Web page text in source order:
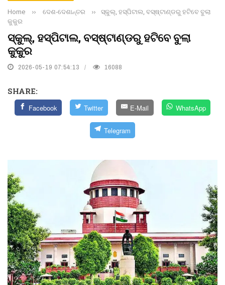
Home ›› ଦେଶ-ଦେଶାନ୍ତର ››
ସ୍କୁଲ୍, ହସ୍ପିଟାଲ, ବସ୍‌ଷ୍ଟାଣ୍ଡରୁ ହଟିବେ ବୁଲା
କୁକୁର
ସ୍କୁଲ୍, ହସ୍ପିଟାଲ, ବସ୍‌ଷ୍ଟାଣ୍ଡରୁ ହଟିବେ ବୁଲା
କୁକୁର
2026-05-19 07:54:13 16088
SHARE:
Facebook Twitter E-Mail WhatsApp
Telegram